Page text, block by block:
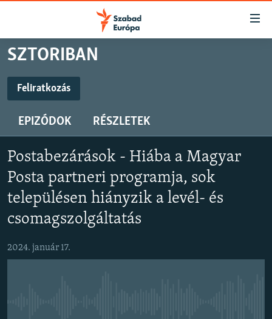
Akadálymentes
Ugrás
fő
oldalra
tartalomjegyzékre
Ugrás
keresésre
AKTUÁLIS
ELEMZŐ
NER15
SZABADON
TÁRSADALOM
DEMOKRÁCIA
A PÉNZ NYOMÁBAN
SZTORIBAN
Feliratkozás
Feliratkozás
EPIZÓDOK RÉSZLETEK
Postabezárások - Hiába a Magyar
Posta partneri programja, sok
településen hiányzik a levél- és
csomagszolgáltatás
2024. január 17.